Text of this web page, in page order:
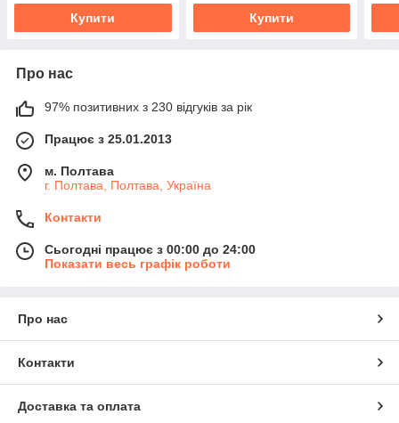
Купити Купити
Про нас
97% позитивних з 230 відгуків за рік
Працює з 25.01.2013
м. Полтава
г. Полтава, Полтава, Україна
Контакти
Сьогодні працює з 00:00 до 24:00
Показати весь графік роботи
Про нас
Контакти
Доставка та оплата